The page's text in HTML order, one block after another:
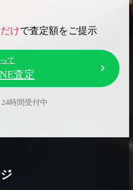
けで査定額をご提示
て
査定
24時間受付中